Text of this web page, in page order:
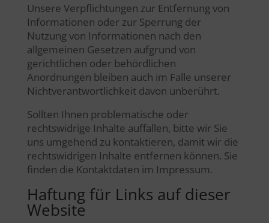
Unsere Verpflichtungen zur Entfernung von
Informationen oder zur Sperrung der
Nutzung von Informationen nach den
allgemeinen Gesetzen aufgrund von
gerichtlichen oder behördlichen
Anordnungen bleiben auch im Falle unserer
Nichtverantwortlichkeit davon unberührt.
Sollten Ihnen problematische oder
rechtswidrige Inhalte auffallen, bitte wir Sie
uns umgehend zu kontaktieren, damit wir die
rechtswidrigen Inhalte entfernen können. Sie
finden die Kontaktdaten im Impressum.
Haftung für Links auf dieser
Website